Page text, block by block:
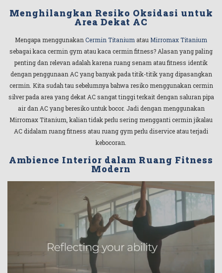
Menghilangkan Resiko Oksidasi untuk
Area Dekat AC
Mengapa menggunakan Cermin Titanium atau Mirromax Titanium
sebagai kaca cermin gym atau kaca cermin fitness? Alasan yang paling
penting dan relevan adalah karena ruang senam atau fitness identik
dengan penggunaan AC yang banyak pada titik-titik yang dipasangkan
cermin. Kita sudah tau sebelumnya bahwa resiko menggunakan cermin
silver pada area yang dekat AC sangat tinggi terkait dengan saluran pipa
air dan AC yang beresiko untuk bocor. Jadi dengan menggunakan
Mirromax Titanium, kalian tidak perlu sering mengganti cermin jikalau
AC didalam ruang fitness atau ruang gym perlu diservice atau terjadi
kebocoran.
Ambience Interior dalam Ruang Fitness
Modern